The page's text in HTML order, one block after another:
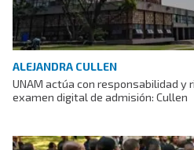
ALEJANDRA CULLEN
UNAM actúa con responsabilidad y
examen digital de admisión: Cullen